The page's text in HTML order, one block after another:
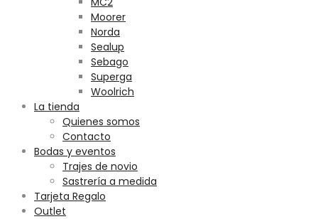
Moorer
Norda
Sealup
Sebago
Superga
Woolrich
La tienda
Quienes somos
Contacto
Bodas y eventos
Trajes de novio
Sastrería a medida
Tarjeta Regalo
Outlet